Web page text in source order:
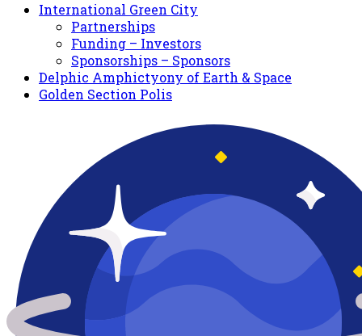
International Green City
Partnerships
Funding – Investors
Sponsorships – Sponsors
Delphic Amphictyony of Earth & Space
Golden Section Polis